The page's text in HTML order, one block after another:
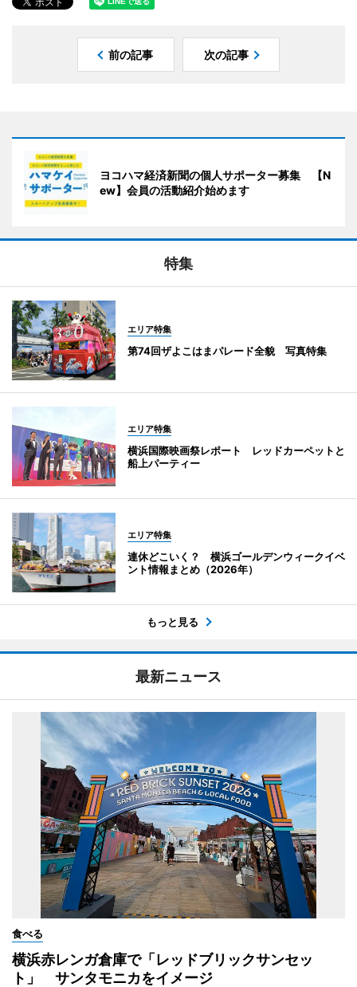
前の記事 次の記事
ヨコハマ経済新聞の個人サポーター募集 【N
ew】会員の活動紹介始めます
特集
エリア特集
第74回ザよこはまパレード全貌 写真特集
エリア特集
横浜国際映画祭レポート レッドカーペットと
船上パーティー
エリア特集
連休どこいく？ 横浜ゴールデンウィークイベ
ント情報まとめ（2026年）
もっと見る
最新ニュース
食べる
横浜赤レンガ倉庫で「レッドブリックサンセッ
ト」 サンタモニカをイメージ